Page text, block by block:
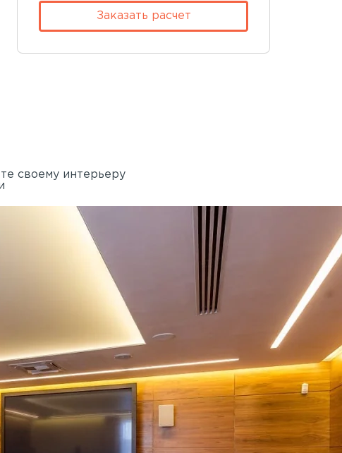
Заказать расчет
своему интерьеру
Rail
9 А, Санкт-
Академия танца Бориса
Применены потолочные
Wallhof Wood™
750 кв.м.
Адрес:ул. Б. Пушкарская, 14, литер
Петербург